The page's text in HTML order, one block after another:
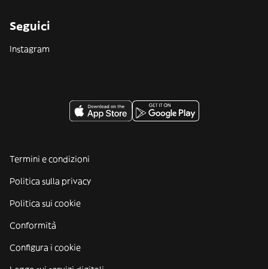
Seguici
Instagram
Termini e condizioni
Politica sulla privacy
Politica sui cookie
Conformità
Configura i cookie